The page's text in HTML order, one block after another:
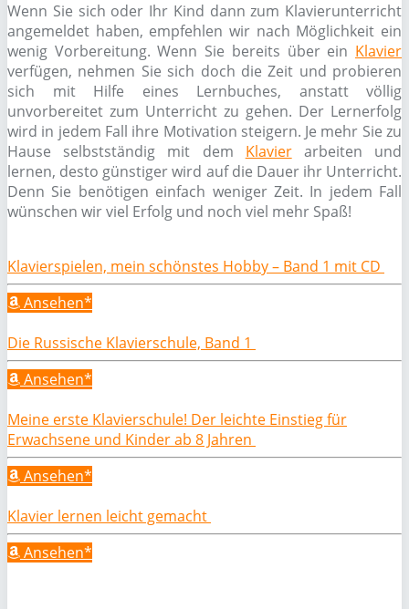
Wenn Sie sich oder Ihr Kind dann zum Klavierunterricht
angemeldet haben, empfehlen wir nach Möglichkeit ein
wenig Vorbereitung. Wenn Sie bereits über ein Klavier
verfügen, nehmen Sie sich doch die Zeit und probieren
sich mit Hilfe eines Lernbuches, anstatt völlig
unvorbereitet zum Unterricht zu gehen. Der Lernerfolg
wird in jedem Fall ihre Motivation steigern. Je mehr Sie zu
Hause selbstständig mit dem Klavierarbeiten und
lernen, desto günstiger wird auf die Dauer ihr Unterricht.
Denn Sie benötigen einfach weniger Zeit. In jedem Fall
wünschen wir viel Erfolg und noch viel mehr Spaß!
Klavierspielen, mein schönstes Hobby – Band 1 mit CD
Ansehen*
Die Russische Klavierschule, Band 1
Ansehen*
Meine erste Klavierschule! Der leichte Einstieg für
Erwachsene und Kinder ab 8 Jahren
Ansehen*
Klavier lernen leicht gemacht
Ansehen*